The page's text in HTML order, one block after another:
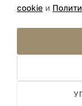
Устойчивость
Â© 2026
cookie и